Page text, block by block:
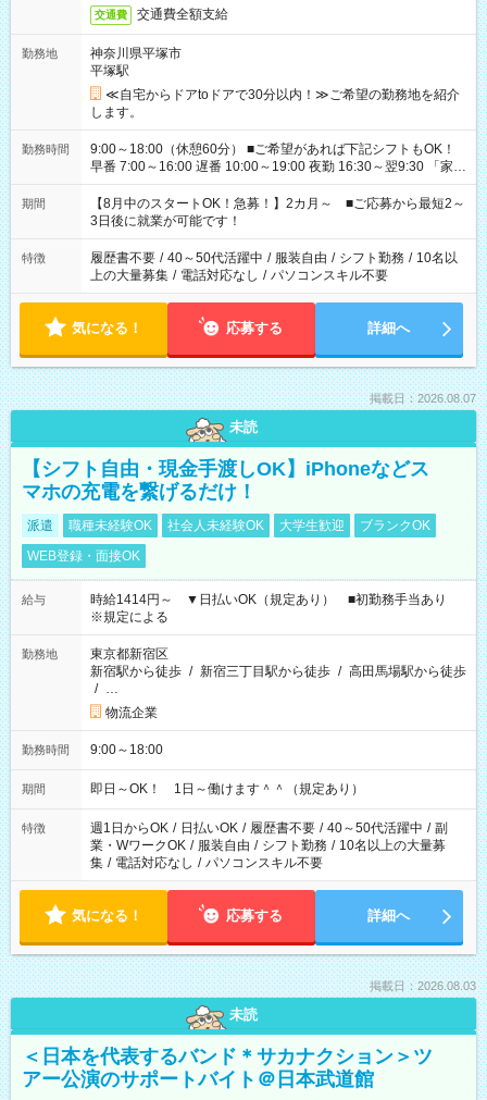
交通費 交通費全額支給
勤務地
神奈川県平塚市
平塚駅
≪自宅からドアtoドアで30分以内！≫ご希望の勤務地を紹介
します。
勤務時間
9:00～18:00（休憩60分） ■ご希望があれば下記シフトもOK！
早番 7:00～16:00 遅番 10:00～19:00 夜勤 16:30～翌9:30 「家族
と休みを合わせたい」 「余裕を持って夕飯の準備がしたい」
「できれば残業はしたくない」 など、ご希望を教えてください
ね。 ※Wワーク希望の方へ 今ご覧のお仕事で希望する勤務時間
と、もう1つのお仕事の勤務時間。 合計で週40時間を超える場
合は応募できません。
期間
【8月中のスタートOK！急募！】2カ月～ ■ご応募から最短2～
3日後に就業が可能です！
特徴 履歴書不要 / 40～50代活躍中 / 服装自由 / シフト勤務 / 10名以
上の大量募集 / 電話対応なし / パソコンスキル不要
気になる！ 応募する 詳細へ
掲載日：2026.08.07
未読
【シフト自由・現金手渡しOK】iPhoneなどス
マホの充電を繋げるだけ！
派遣 職種未経験OK 社会人未経験OK 大学生歓迎
ブランクOK
WEB登録・面接OK
給与
時給1414円～ ▼日払いOK（規定あり） ■初勤務手当あり
※規定による
勤務地
東京都新宿区
新宿駅から徒歩 / 新宿三丁目駅から徒歩 / 高田馬場駅から徒歩
/ …
物流企業
勤務時間 9:00～18:00
期間 即日～OK！ 1日～働けます＾＾（規定あり）
特徴 週1日からOK / 日払いOK / 履歴書不要 / 40～50代活躍中 / 副
業・WワークOK / 服装自由 / シフト勤務 / 10名以上の大量募
集 / 電話対応なし / パソコンスキル不要
気になる！ 応募する 詳細へ
掲載日：2026.08.03
未読
＜日本を代表するバンド＊サカナクション＞ツ
アー公演のサポートバイト＠日本武道館